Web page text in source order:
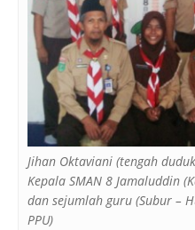
Jihan Oktaviani (tengah
Kepala SMAN 8 Jamaluddin
dan sejumlah guru (Subur –
PPU)